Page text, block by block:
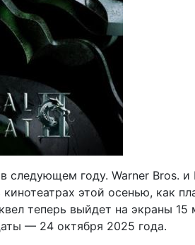
следующем году. Warner Bros.
кинотеатрах этой осенью, как
теперь выйдет на экраны 15
— 24 октября 2025 года.